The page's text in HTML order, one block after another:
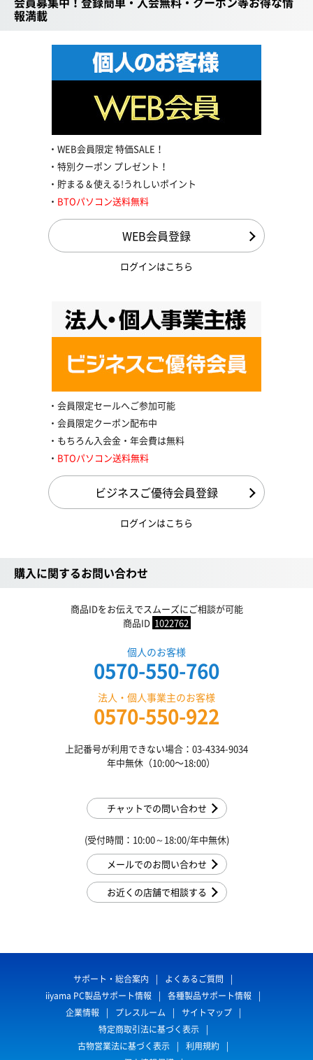
報満載
WEB会員限定 特価SALE！
特別クーポン プレゼント！
貯まる＆使える!うれしいポイント
BTOパソコン送料無料
WEB会員登録
ログインはこちら
会員限定セールへご参加可能
会員限定クーポン配布中
もちろん入会金・年会費は無料
BTOパソコン送料無料
ビジネスご優待会員登録
ログインはこちら
購入に関するお問い合わせ
商品IDをお伝えでスムーズにご相談が可能
商品ID 1022762
個人のお客様
0570-550-760
法人・個人事業主のお客様
0570-550-922
上記番号が利用できない場合：03-4334-9034
年中無休（10:00〜18:00）
チャットでの問い合わせ
(受付時間：10:00～18:00/年中無休)
メールでのお問い合わせ
お近くの店舗で相談する
サポート・総合案内
よくあるご質問
iiyama PC製品サポート情報
各種製品サポート情報
企業情報
プレスルーム
サイトマップ
特定商取引法に基づく表示
古物営業法に基づく表示
利用規約